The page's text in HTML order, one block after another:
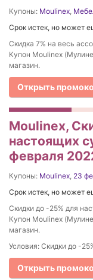
Купоны: Moulinex,
Срок истек, но может
Скидка 7% на весь
Купон Moulinex
магазин.
Открыть
Moulinex,
настоящих
февраля
Купоны: Moulinex, 23
Срок истек, но может
Скидки до -25% для
Купон Moulinex
магазин.
Условия: Скидки до -
Открыть